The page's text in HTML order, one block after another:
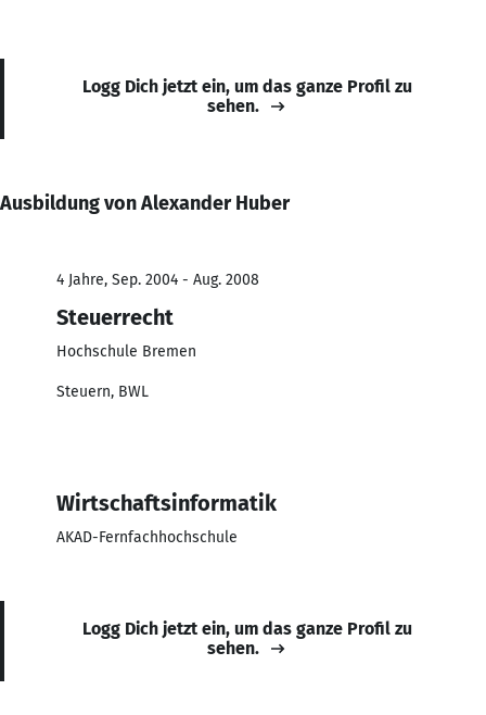
Logg Dich jetzt ein, um das ganze Profil zu
sehen.
Ausbildung von Alexander Huber
4 Jahre, Sep. 2004 - Aug. 2008
Steuerrecht
Hochschule Bremen
Steuern, BWL
Wirtschaftsinformatik
AKAD-Fernfachhochschule
Logg Dich jetzt ein, um das ganze Profil zu
sehen.